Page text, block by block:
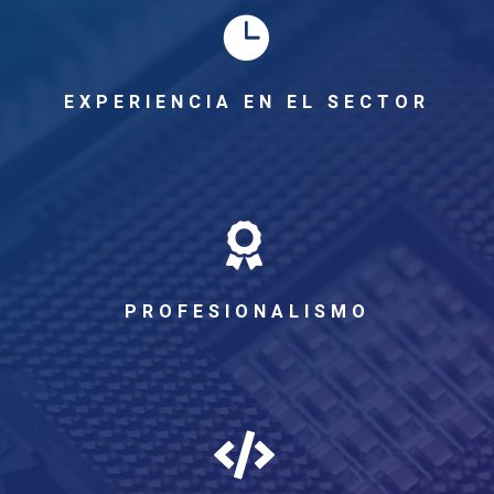

EXPERIENCIA EN EL SECTOR

PROFESIONALISMO
